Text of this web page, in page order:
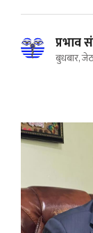
प्रभाव
बुधबार,